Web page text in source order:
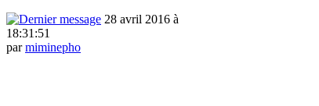
28 avril 2016 à
18:31:51
parmiminepho